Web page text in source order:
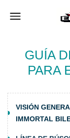
GUÍA
PARA
VISIÓN
IMMORTAL